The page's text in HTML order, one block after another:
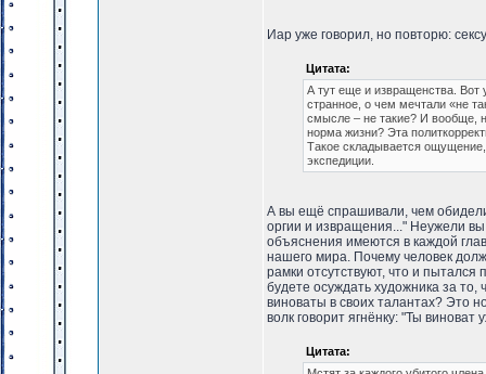
Иар уже говорил, но повторю:
Цитата:
А тут еще и извращенства. Вот
странное, о чем мечтали «не
смысле – не такие? И вообще,
норма жизни? Эта
Такое складывается
экспедиции.
А вы ещё спрашивали, чем
оргии и извращения..." Неужели
объяснения имеются в каждой
нашего мира. Почему человек
рамки отсутствуют, что и
будете осуждать художника за то,
виноваты в своих талантах? Это
волк говорит ягнёнку: "Ты виноват
Цитата: